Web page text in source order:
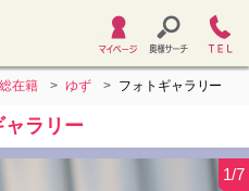
在籍 ゆず フォトギャラリー
ャラリー
1/7